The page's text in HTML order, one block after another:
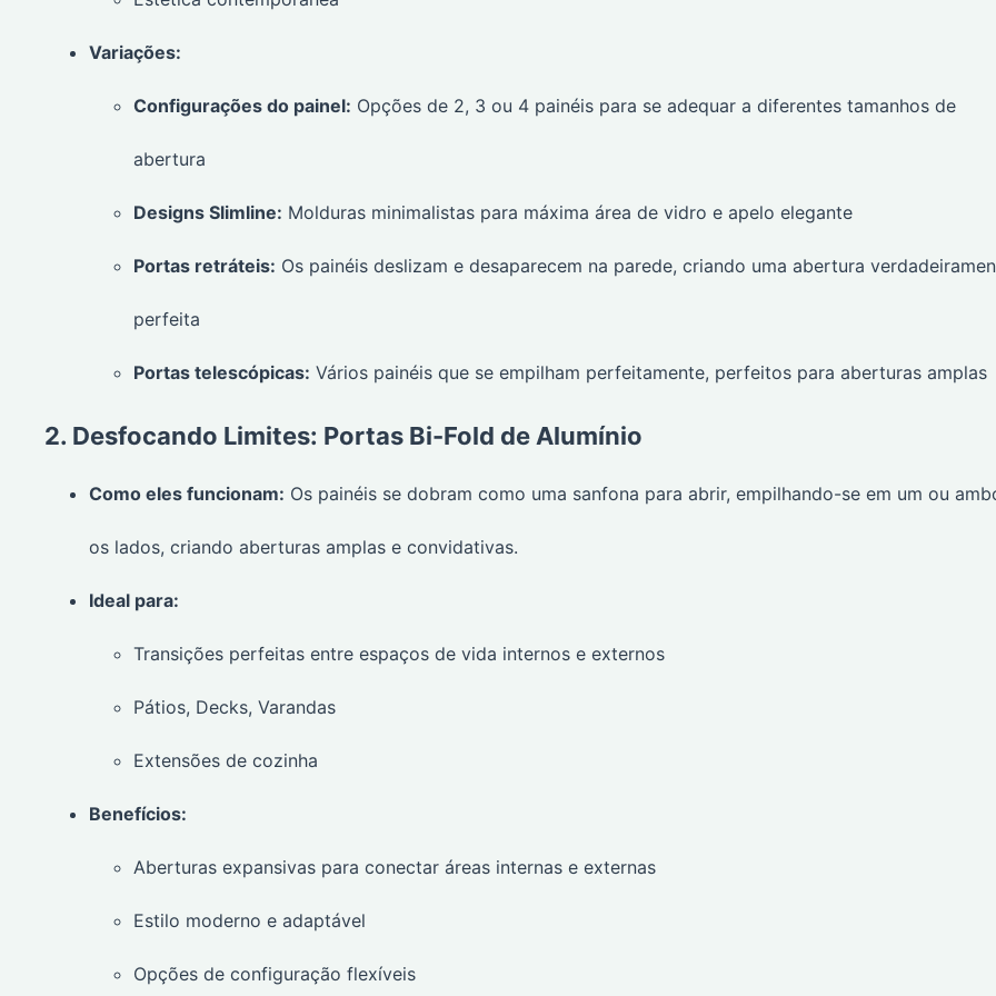
Variações:
Configurações do painel: Opções de 2, 3 ou 4 painéis para se adequar a diferentes tamanhos de
abertura
Designs Slimline: Molduras minimalistas para máxima área de vidro e apelo elegante
Portas retráteis: Os painéis deslizam e desaparecem na parede, criando uma abertura
perfeita
Portas telescópicas: Vários painéis que se empilham perfeitamente, perfeitos para aberturas amplas
2. Desfocando Limites: Portas Bi-Fold de Alumínio
Como eles funcionam: Os painéis se dobram como uma sanfona para abrir, empilhando-se em um ou
os lados, criando aberturas amplas e convidativas.
Ideal para:
Transições perfeitas entre espaços de vida internos e externos
Pátios, Decks, Varandas
Extensões de cozinha
Benefícios:
Aberturas expansivas para conectar áreas internas e externas
Estilo moderno e adaptável
Opções de configuração flexíveis